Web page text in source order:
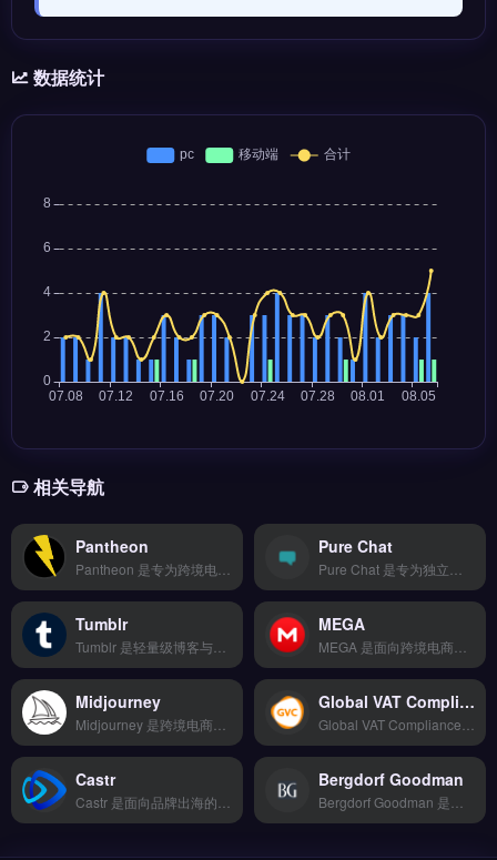
数据统计
相关导航
Pantheon Pure Chat
Tumblr MEGA
Midjourney Global VAT Compliance
Castr Bergdorf Goodman